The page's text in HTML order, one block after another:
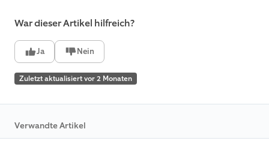
War dieser Artikel hilfreich?
Ja Nein
Zuletzt aktualisiert vor 2 Monaten
Verwandte Artikel